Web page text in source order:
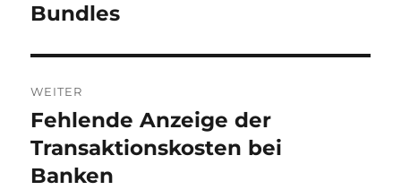
Beitrag:
Bundles
WEITER
Nächster
Beitrag:
Fehlende Anzeige der
Transaktionskosten bei
Banken